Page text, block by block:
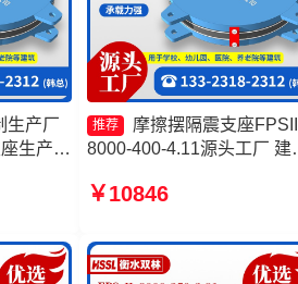
生产厂
生产厂
FPS
推荐
摩擦摆隔震支座
8000-400-4.11源头工厂 建
摩擦摆支座厂家 摩擦复摆
￥10846